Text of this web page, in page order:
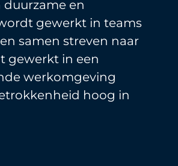
duurzame en
gewerkt in teams
samen streven naar
gewerkt in een
werkomgeving
hoog in